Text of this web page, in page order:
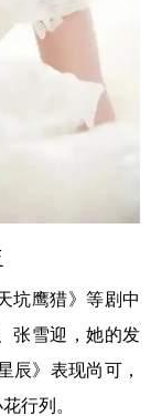
坑鹰猎》等剧中
张雪迎，她的发
辰》表现尚可，
行列。